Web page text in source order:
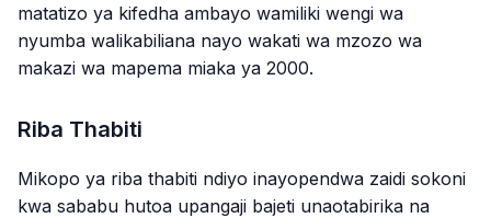
matatizo ya kifedha ambayo wamiliki wengi wa
nyumba walikabiliana nayo wakati wa mzozo wa
makazi wa mapema miaka ya 2000.
Riba Thabiti
Mikopo ya riba thabiti ndiyo inayopendwa zaidi sokoni
kwa sababu hutoa upangaji bajeti unaotabirika na